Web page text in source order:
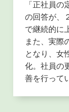
「正社員
の回答が、
で継続的に
また、実際
となり、女
化。社員の
善を行って